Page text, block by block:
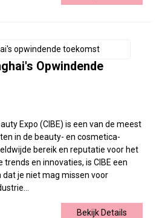
Opwindende
Expo (CIBE) is een van de meest
in de beauty- en cosmetica-
bereik en reputatie voor het
en innovaties, is CIBE een
je niet mag missen voor
Bekijk Details